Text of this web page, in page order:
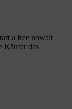
a free nowait
Käufer das